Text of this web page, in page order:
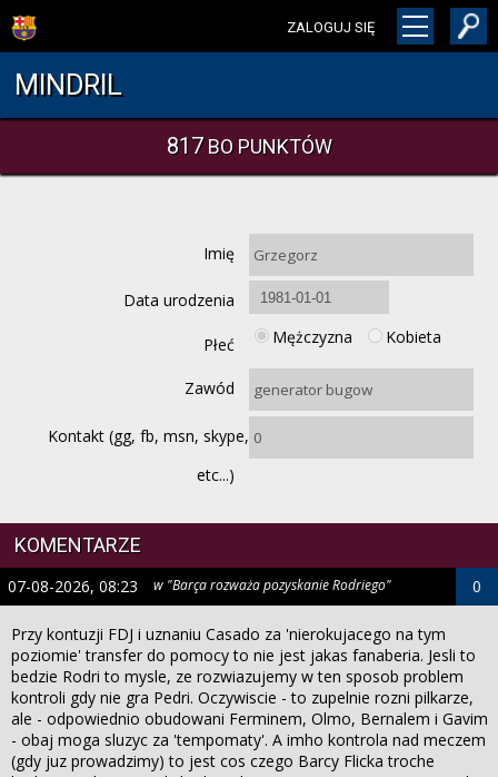
ZALOGUJ SIĘ
MINDRIL
817BO PUNKTÓW
Imię
Data urodzenia
Płeć Mężczyzna Kobieta
Zawód
Kontakt (gg, fb, msn, skype,
etc...)
KOMENTARZE
Przy kontuzji FDJ i uznaniu Casado za 'nierokujacego na tym
poziomie' transfer do pomocy to nie jest jakas fanaberia. Jesli to
bedzie Rodri to mysle, ze rozwiazujemy w ten sposob problem
kontroli gdy nie gra Pedri. Oczywiscie - to zupelnie rozni pilkarze,
ale - odpowiednio obudowani Ferminem, Olmo, Bernalem i Gavim
- obaj moga sluzyc za 'tempomaty'. A imho kontrola nad meczem
(gdy juz prowadzimy) to jest cos czego Barcy Flicka troche
07-08-2026, 08:23 w "Barça rozważa pozyskanie Rodriego" 0